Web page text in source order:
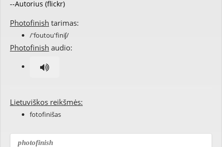
--Autorius (flickr)
Photofinish tarimas:
/'foutou'finiʃ/
Photofinish audio:
Lietuviškos reikšmės:
fotofinišas
photofinish